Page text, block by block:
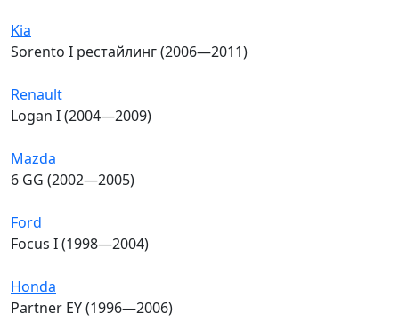
Kia
Sorento I рестайлинг (2006—2011)
Renault
Logan I (2004—2009)
Mazda
6 GG (2002—2005)
Ford
Focus I (1998—2004)
Honda
Partner EY (1996—2006)